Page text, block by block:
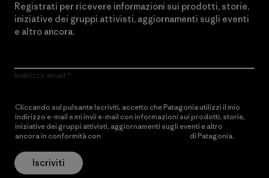
Registrati per ricevere informazioni sui prodotti, storie,
iniziative dei gruppi attivisti, aggiornamenti sugli eventi
e altro ancora.
Indirizzo email
Cliccando sul pulsante Iscriviti, accetto che Patagonia utilizzi il mio
indirizzo e-mail e mi invii e-mail con informazioni sui prodotti, storie,
iniziative dei gruppi attivisti, aggiornamenti sugli eventi e altro
ancora in conformità con
di Patagonia.
Iscriviti